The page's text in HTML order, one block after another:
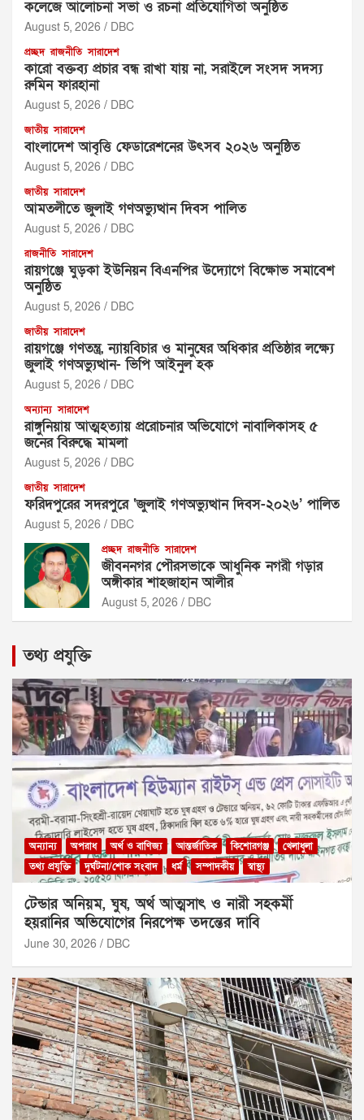
কলেজে আলোচনা সভা ও রচনা প্রতিযোগিতা অনুষ্ঠিত
August 5, 2026 DBC
প্রচ্ছদ রাজনীতি সারাদেশ
‎কারো বক্তব্য প্রচার বন্ধ রাখা যায় না, সরাইলে সংসদ সদস্য
রুমিন ফারহানা ‎ ‎
August 5, 2026 DBC
জাতীয় সারাদেশ
বাংলাদেশ আবৃত্তি ফেডারেশনের উৎসব ২০২৬ অনুষ্ঠিত
August 5, 2026 DBC
জাতীয় সারাদেশ
আমতলীতে জুলাই গণঅভ্যুত্থান দিবস পালিত
August 5, 2026 DBC
রাজনীতি সারাদেশ
রায়গঞ্জে ঘুড়কা ইউনিয়ন বিএনপির উদ্যোগে বিক্ষোভ সমাবেশ
অনুষ্ঠিত
August 5, 2026 DBC
জাতীয় সারাদেশ
রায়গঞ্জে গণতন্ত্র, ন্যায়বিচার ও মানুষের অধিকার প্রতিষ্ঠার লক্ষ্যে
জুলাই গণঅভ্যুত্থান- ভিপি আইনুল হক
August 5, 2026 DBC
অন্যান্য সারাদেশ
রাঙ্গুনিয়ায় আত্মহত্যায় প্ররোচনার অভিযোগে নাবালিকাসহ ৫
জনের বিরুদ্ধে মামলা
August 5, 2026 DBC
জাতীয় সারাদেশ
ফরিদপুরের সদরপুরে ‘জুলাই গণঅভ্যুত্থান দিবস-২০২৬’ পালিত
August 5, 2026 DBC
প্রচ্ছদ রাজনীতি সারাদেশ
জীবননগর পৌরসভাকে আধুনিক নগরী গড়ার
অঙ্গীকার শাহজাহান আলীর
August 5, 2026 DBC
তথ্য প্রযুক্তি
অন্যান্য অপরাধ অর্থ ও বাণিজ্য আন্তর্জাতিক কিশোরগঞ্জ
খেলাধুলা
তথ্য প্রযুক্তি
দুর্ঘটনা/শোক সংবাদ ধর্ম সম্পাদকীয় স্বাস্থ্য
টেন্ডার অনিয়ম, ঘুষ, অর্থ আত্মসাৎ ও নারী সহকর্মী
হয়রানির অভিযোগের নিরপেক্ষ তদন্তের দাবি
June 30, 2026 DBC